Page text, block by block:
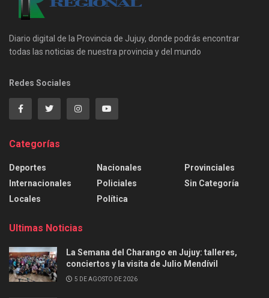
Diario digital de la Provincia de Jujuy, donde podrás encontrar
todas las noticias de nuestra provincia y del mundo
Redes Sociales
Categorías
Deportes
Internacionales
Locales
Nacionales
Policiales
Política
Provinciales
Sin Categoría
Ultimas Noticias
La Semana del Charango en Jujuy: talleres,
conciertos y la visita de Julio Mendívil
5 DE AGOSTO DE 2026